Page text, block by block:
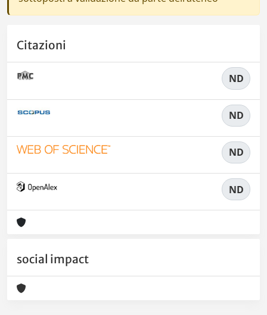
Citazioni
ND
ND
ND
ND
social impact